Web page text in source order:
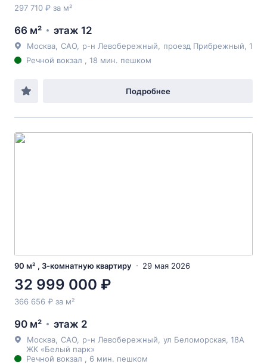
297 710 ₽ за м²
66 м² этаж 12
Москва САО р-н Левобережный проезд Прибрежный , 1
Речной вокзал , 18 мин. пешком
Подробнее
90 м² , 3-комнатную квартиру 29 мая 2026
32 999 000 ₽
366 656 ₽ за м²
90 м² этаж 2
Москва САО р-н Левобережный ул Беломорская , 18А
ЖК «Белый парк»
Речной вокзал , 6 мин. пешком